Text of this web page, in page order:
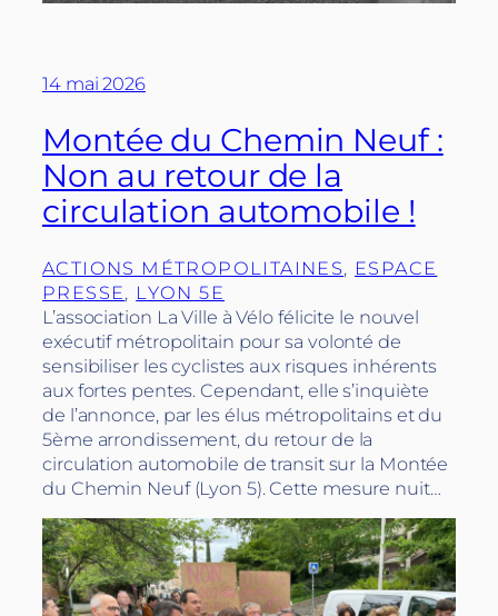
14 mai 2026
Montée du Chemin Neuf :
Non au retour de la
circulation automobile !
ACTIONS MÉTROPOLITAINES, ESPACE
PRESSE, LYON 5E
L’association La Ville à Vélo félicite le nouvel
exécutif métropolitain pour sa volonté de
sensibiliser les cyclistes aux risques inhérents
aux fortes pentes. Cependant, elle s’inquiète
de l’annonce, par les élus métropolitains et du
5ème arrondissement, du retour de la
circulation automobile de transit sur la Montée
du Chemin Neuf (Lyon 5). Cette mesure nuit…